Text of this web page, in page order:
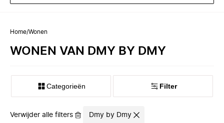
Home/Wonen
WONEN VAN DMY BY DMY
Categorieën Filter
Verwijder alle filters Dmy by Dmy